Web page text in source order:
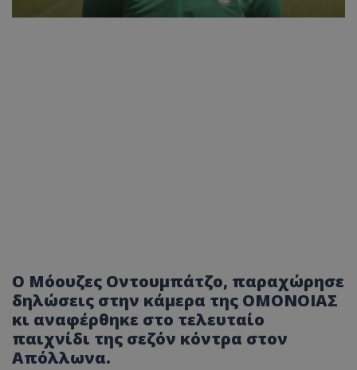
Ο Μόουζες Οντουμπάτζο, παραχώρησε
δηλώσεις στην κάμερα της ΟΜΟΝΟΙΑΣ
κι αναφέρθηκε στο τελευταίο
παιχνίδι της σεζόν κόντρα στον
Απόλλωνα.